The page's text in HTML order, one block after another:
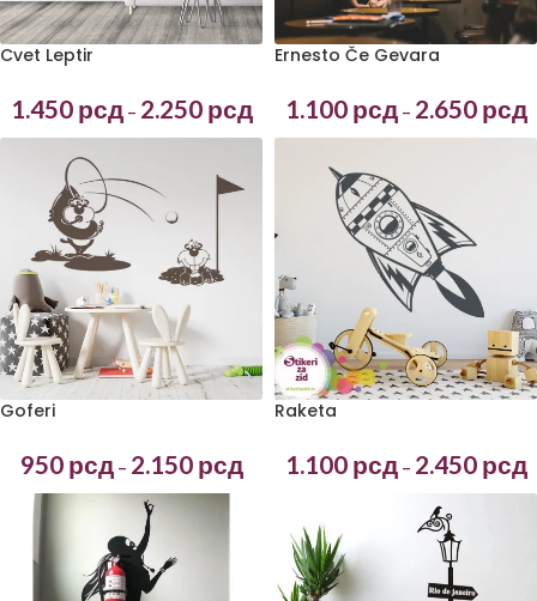
Cvet Leptir
1.450 рсд – 2.250 рсд
Ernesto Če Gevara
1.100 рсд – 2.650 рсд
Goferi
950 рсд – 2.150 рсд
Raketa
1.100 рсд – 2.450 рсд